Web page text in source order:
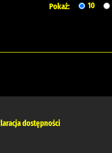
Pokaż: 10
dostępności